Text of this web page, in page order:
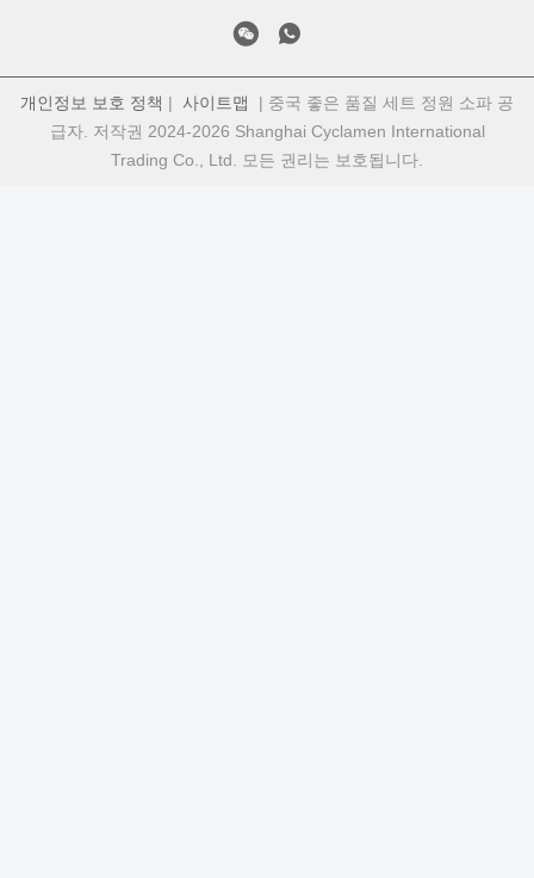
개인정보 보호 정책 | 사이트맵
| 중국 좋은 품질 세트 정원 소파 공
급자. 저작권 2024-2026 Shanghai Cyclamen International
Trading Co., Ltd. 모든 권리는 보호됩니다.